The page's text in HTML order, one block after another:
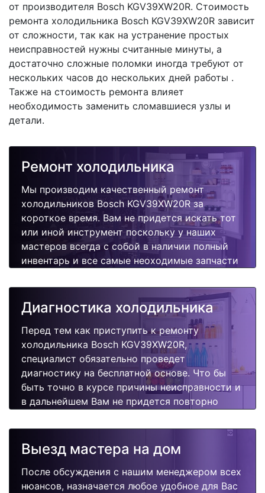
от производителя Bosch KGV39XW20R. Стоимость
ремонта холодильника Bosch KGV39XW20R зависит
от сложности, так как на устранение простых
неисправностей нужны считанные минуты, а
достаточно сложные поломки иногда требуют от
нескольких часов до нескольких дней работы .
Также на стоимость ремонта влияет
необходимость заменить сломавшиеся узлы и
детали.
Ремонт холодильника
Мы производим качественный ремонт
холодильников Bosch KGV39XW20R за
короткое время. Вам не придется искать тот
или иной инструмент поскольку у наших
мастеров всегда с собой в наличии полный
инвентарь и все самые неоходимые запчасти
быстро, качественно и недорого.
Диагностика холодильника
Перед тем как приступить к ремонту
холодильника Bosch KGV39XW20R,
специалист обязательно проведет
диагностику на бесплатной основе. Что бы
быть точно в курсе причины неисправности и
в дальнейшем Вам не придется повторно
поломок.
Выезд мастера на дом
После обсуждения с нашим менеджером всех
нюансов, назначается любое удобное для Вас